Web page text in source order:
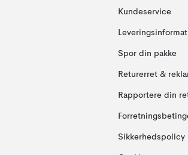
Kundeservice
Spor din pakke
Returerret &
Rapportere din
Sikkerhedspolicy